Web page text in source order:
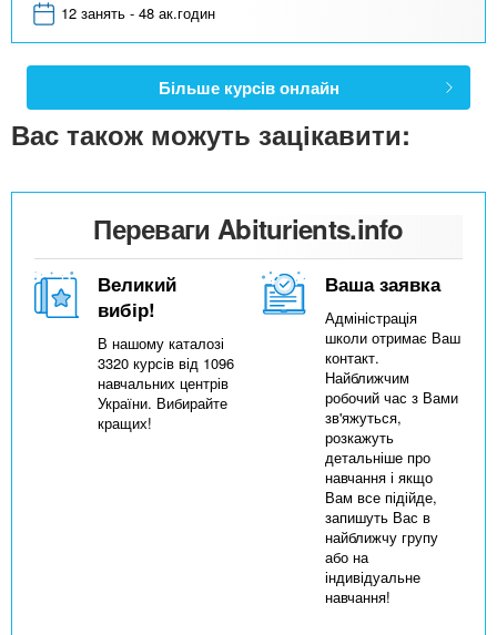
12 занять - 48 ак.годин
Більше курсів онлайн
Вас також можуть зацікавити:
Переваги Abiturients.info
Великий
вибір!
В нашому каталозі
3320 курсів від 1096
навчальних центрів
України. Вибирайте
кращих!
Ваша заявка
Адміністрація
школи отримає Ваш
контакт.
Найближчим
робочий час з Вами
зв'яжуться,
розкажуть
детальніше про
навчання і якщо
Вам все підійде,
запишуть Вас в
найближчу групу
або на
індивідуальне
навчання!